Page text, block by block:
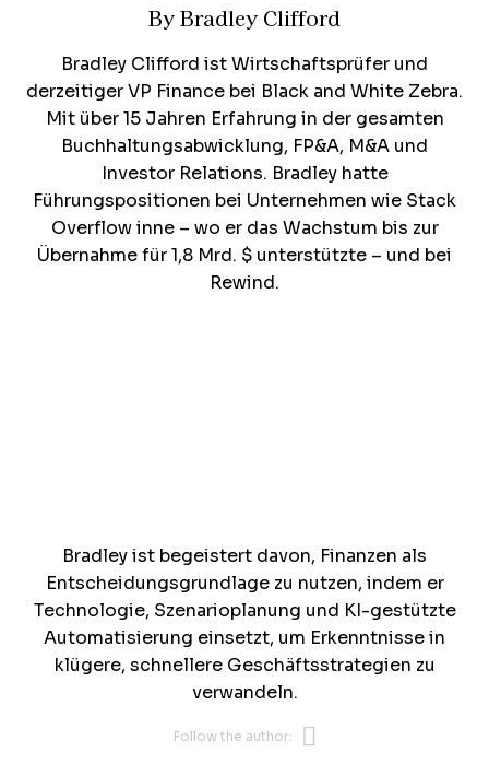
By Bradley Clifford
Bradley Clifford ist Wirtschaftsprüfer und
derzeitiger VP Finance bei Black and White Zebra.
Mit über 15 Jahren Erfahrung in der gesamten
Buchhaltungsabwicklung, FP&A, M&A und
Investor Relations. Bradley hatte
Führungspositionen bei Unternehmen wie Stack
Overflow inne – wo er das Wachstum bis zur
Übernahme für 1,8 Mrd. $ unterstützte – und bei
Rewind.
Bradley ist begeistert davon, Finanzen als
Entscheidungsgrundlage zu nutzen, indem er
Technologie, Szenarioplanung und KI-gestützte
Automatisierung einsetzt, um Erkenntnisse in
klügere, schnellere Geschäftsstrategien zu
verwandeln.
Follow the author: